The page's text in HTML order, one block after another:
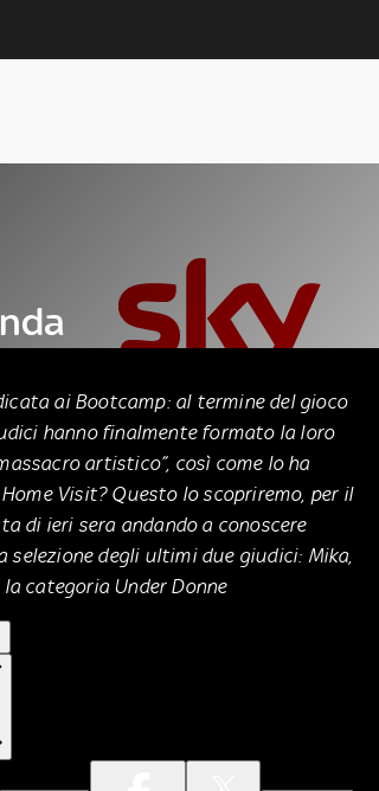
ai Bootcamp: al termine del gioco
hanno finalmente formato la loro
artistico”, così come lo ha
Visit? Questo lo scopriremo, per il
di ieri sera andando a conoscere
degli ultimi due giudici: Mika,
categoria Under Donne